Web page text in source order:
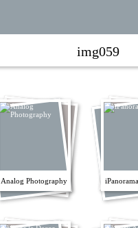
img059
Analog Photography